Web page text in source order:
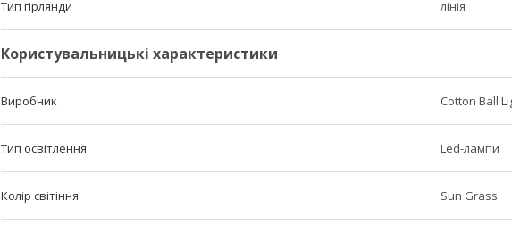
Тип гірлянди лінія
Користувальницькі характеристики
Виробник Cotton Ball
Тип освітлення Led-лампи
Колір світіння Sun Grass